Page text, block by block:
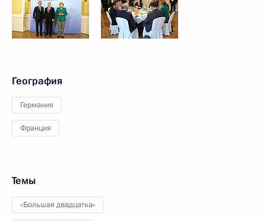
География
Германия
Франция
Темы
«Большая двадцатка»